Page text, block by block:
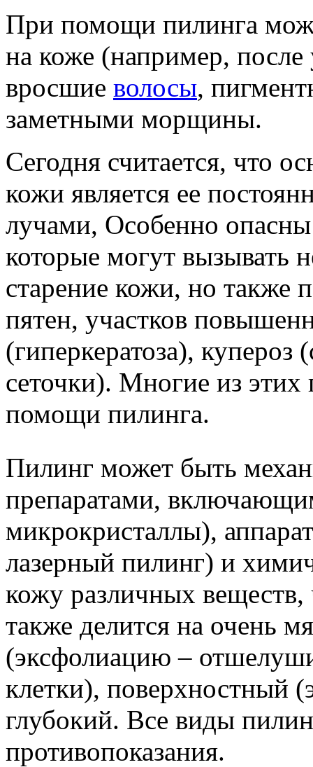
При помощи пилинга
на коже (например,
вросшие волосы,
заметными морщины.
Сегодня считается, что
кожи является ее
лучами, Особенно
которые могут вызывать
старение кожи, но также
пятен, участков
(гиперкератоза), купероз
сеточки). Многие из
помощи пилинга.
Пилинг может быть
препаратами,
микрокристаллы),
лазерный пилинг) и
кожу различных
также делится на очень
(эксфолиацию –
клетки), поверхностный
глубокий. Все виды
противопоказания.